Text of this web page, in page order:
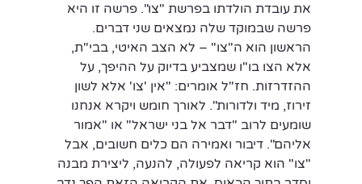
את עובדת הולדתו בפרשת "צו". פרשה זו היא
פרשה שבמוקד שלה נמצאים שני דברים.
הראשון הוא ה"צו" – לא הצב האיטי, בבי"ת,
אלא הצו בו"ו שמצביע בדיוק על ההיפך, על
ההזדרזות. חז"ל אומרים: "אין 'צו' אלא לשון
זירוז, מיד ולדורות". לאורך חומש ויקרא אנחנו
שומעים לרוב "דבר אל בני ישראל" או "אמור
אליהם". דיבור ואמירה הם כלים חשובים, אבל
"צו" הוא קריאה לפעולה, להנעה, ליצירת מבנה